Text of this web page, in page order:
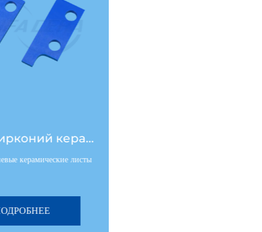
Синий цирконий керамический лист
керамические листы